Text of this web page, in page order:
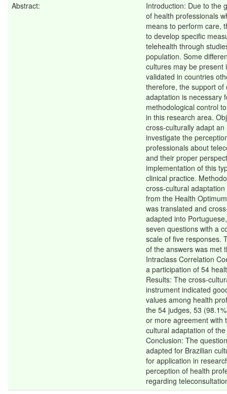
Abstract:
Introduction: Due to the
of health professionals
means to perform care,
to develop specific
telehealth through
population. Some
cultures may be present
validated in countries
therefore, the support of
adaptation is necessary
methodological control
in this research area.
cross-culturally adapt
investigate the
professionals about
and their proper
implementation of this
clinical practice.
cross-cultural
from the Health
was translated and
adapted into
seven questions with a
scale of five responses.
of the answers was met
Intraclass Correlation
a participation of 54
Results: The cross-
instrument indicated
values among health
the 54 judges, 53
or more agreement with
cultural adaptation of
Conclusion: The
adapted for Brazilian
for application in
perception of health
regarding